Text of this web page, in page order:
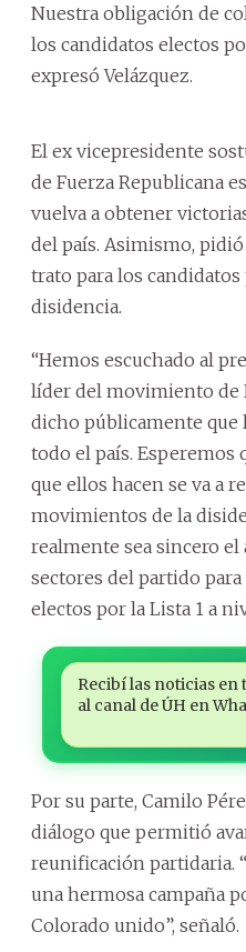
Nuestra obligación de
los candidatos electos
expresó Velázquez.
El ex vicepresidente
de Fuerza Republicana
vuelva a obtener
del país. Asimismo,
trato para los
disidencia.
“Hemos escuchado al
líder del movimiento de
dicho públicamente que
todo el país. Esperemos
que ellos hacen se va a
movimientos de la
realmente sea sincero el
sectores del partido
electos por la Lista 1 a
Recibí las noticias en
al canal de ÚH en
Por su parte, Camilo
diálogo que permitió
reunificación partidaria.
una hermosa campaña
Colorado unido”, señaló.